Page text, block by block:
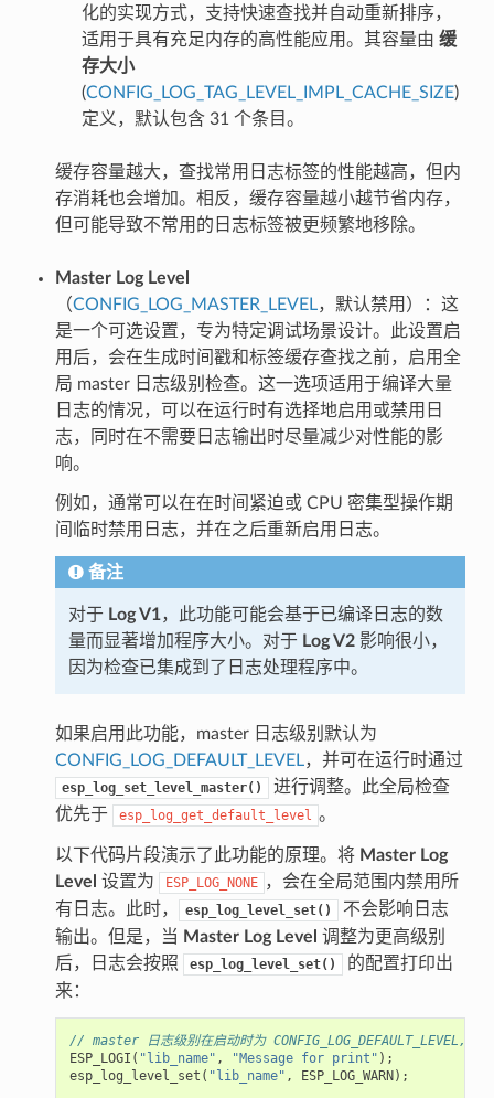
化的实现方式，支持快速查找并自动重新排序，
适用于具有充足内存的高性能应用。其容量由 缓
存大小
(CONFIG_LOG_TAG_LEVEL_IMPL_CACHE_SIZE)
定义，默认包含 31 个条目。
缓存容量越大，查找常用日志标签的性能越高，但内
存消耗也会增加。相反，缓存容量越小越节省内存，
但可能导致不常用的日志标签被更频繁地移除。
Master Log Level
（CONFIG_LOG_MASTER_LEVEL，默认禁用）：这
是一个可选设置，专为特定调试场景设计。此设置启
用后，会在生成时间戳和标签缓存查找之前，启用全
局 master 日志级别检查。这一选项适用于编译大量
日志的情况，可以在运行时有选择地启用或禁用日
志，同时在不需要日志输出时尽量减少对性能的影
响。
例如，通常可以在在时间紧迫或 CPU 密集型操作期
间临时禁用日志，并在之后重新启用日志。
备注
对于 Log V1，此功能可能会基于已编译日志的数
量而显著增加程序大小。对于 Log V2影响很小，
因为检查已集成到了日志处理程序中。
如果启用此功能，master 日志级别默认为
CONFIG_LOG_DEFAULT_LEVEL，并可在运行时通过
esp_log_set_level_master()
进行调整。此全局检查
优先于
esp_log_get_default_level 。
以下代码片段演示了此功能的原理。将 Master Log
Level 设置为 ESP_LOG_NONE ，会在全局范围内禁用所
有日志。此时，
esp_log_level_set()
不会影响日志
输出。但是，当 Master Log Level 调整为更高级别
后，日志会按照
esp_log_level_set()
的配置打印出
来：
// master 日志级别在启动时为 CONFIG_LOG_DEFAULT_LEVEL, 且
ESP_LOGI ( "lib_name" , "Message for print" );
esp_log_level_set ( "lib_name" , ESP_LOG_WARN);